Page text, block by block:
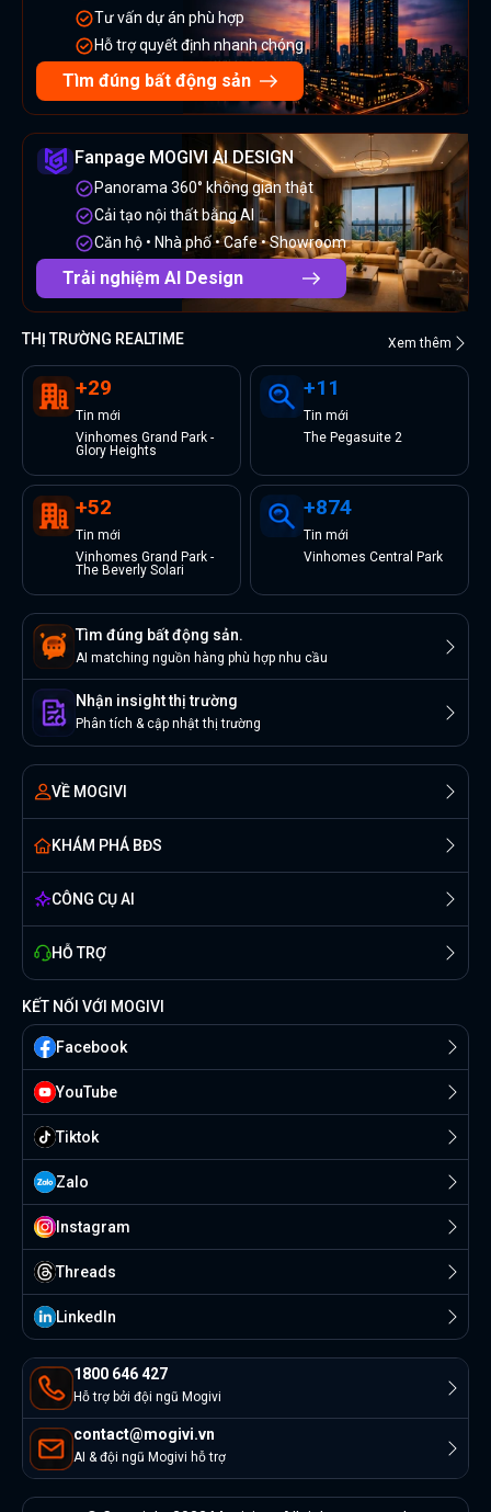
Tư vấn dự án phù hợp
Hỗ trợ quyết định nhanh chóng
Tìm đúng bất động sản
Fanpage MOGIVI AI DESIGN
Panorama 360° không gian thật
Cải tạo nội thất bằng AI
Căn hộ • Nhà phố • Cafe • Showroom
Trải nghiệm AI Design
THỊ TRƯỜNG REALTIME Xem thêm
+29
Tin mới
Vinhomes Grand Park -
Glory Heights
+11
Tin mới
The Pegasuite 2
+52
Tin mới
Vinhomes Grand Park -
The Beverly Solari
+874
Tin mới
Vinhomes Central Park
Tìm đúng bất động sản.
AI matching nguồn hàng phù hợp nhu cầu
Nhận insight thị trường
Phân tích & cập nhật thị trường
VỀ MOGIVI
KHÁM PHÁ BĐS
CÔNG CỤ AI
HỖ TRỢ
1800 646 427
Hỗ trợ bởi đội ngũ Mogivi
contact@mogivi.vn
AI & đội ngũ Mogivi hỗ trợ
KẾT NỐI VỚI MOGIVI
Facebook
YouTube
Tiktok
Zalo
Instagram
Threads
Linkedln